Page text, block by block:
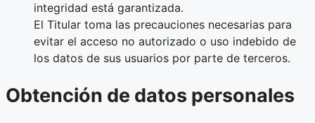
integridad está garantizada.
El Titular toma las precauciones necesarias para
evitar el acceso no autorizado o uso indebido de
los datos de sus usuarios por parte de terceros.
Obtención de datos personales